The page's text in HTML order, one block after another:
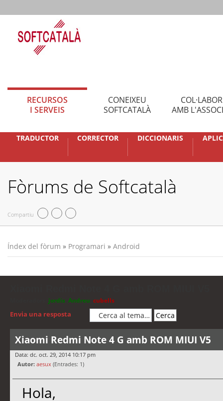
RECURSOS
I SERVEIS
CONEIXEU
SOFTCATALÀ
AMB
TRADUCTOR CORRECTOR DICCIONARIS
Fòrums de Softcatalà
Compartiu
Índex del fòrum » Programari » Android
jordis Andreu cubells
Envia una resposta
Xiaomi Redmi Note 4 G amb ROM MIUI V5
Data: dc. oct. 29, 2014 10:17 pm
Autor: aesux (Entrades: 1)
Hola,